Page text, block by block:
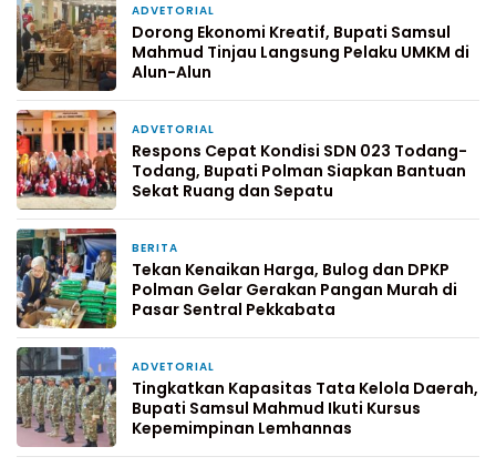
ADVETORIAL
Dorong Ekonomi Kreatif, Bupati Samsul
Mahmud Tinjau Langsung Pelaku UMKM di
Alun-Alun
ADVETORIAL
Respons Cepat Kondisi SDN 023 Todang-
Todang, Bupati Polman Siapkan Bantuan
Sekat Ruang dan Sepatu
BERITA
Tekan Kenaikan Harga, Bulog dan DPKP
Polman Gelar Gerakan Pangan Murah di
Pasar Sentral Pekkabata
ADVETORIAL
Tingkatkan Kapasitas Tata Kelola Daerah,
Bupati Samsul Mahmud Ikuti Kursus
Kepemimpinan Lemhannas